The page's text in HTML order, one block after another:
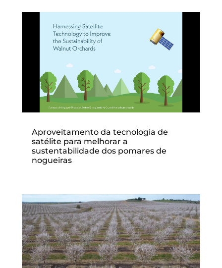
Aproveitamento da tecnologia de
satélite para melhorar a
sustentabilidade dos pomares de
nogueiras